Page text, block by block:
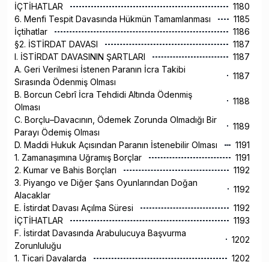
İÇTİHATLAR
1180
6. Menfi Tespit Davasında Hükmün Tamamlanması
1185
İçtihatlar
1186
§2. İSTİRDAT DAVASI
1187
I. İSTİRDAT DAVASININ ŞARTLARI
1187
A. Geri Verilmesi İstenen Paranın İcra Takibi
Sırasında Ödenmiş Olması
1187
B. Borcun Cebrî İcra Tehdidi Altında Ödenmiş
Olması
1188
C. Borçlu–Davacının, Ödemek Zorunda Olmadığı Bir
Parayı Ödemiş Olması
1189
D. Maddi Hukuk Açısından Paranın İstenebilir Olması
1191
1. Zamanaşımına Uğramış Borçlar
1191
2. Kumar ve Bahis Borçları
1192
3. Piyango ve Diğer Şans Oyunlarından Doğan
Alacaklar
1192
E. İstirdat Davası Açılma Süresi
1192
İÇTİHATLAR
1193
F. İstirdat Davasında Arabulucuya Başvurma
Zorunluluğu
1202
1. Ticari Davalarda
1202